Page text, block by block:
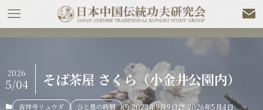
そば茶屋 さくら（小金井公園内）
2026
5/04
吉祥寺リュウダ ひと息の時間 2023年9月9日 2026年5月4日